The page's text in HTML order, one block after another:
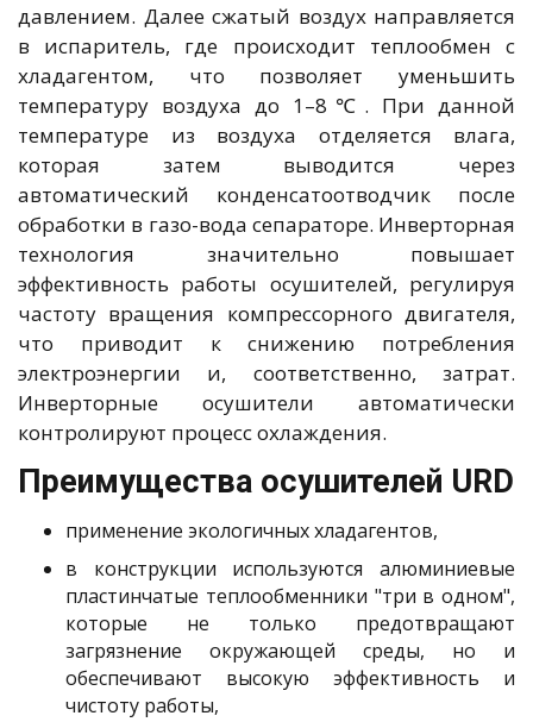
давлением. Далее сжатый воздух направляется
в испаритель, где происходит теплообмен с
хладагентом, что позволяет уменьшить
температуру воздуха до 1–8℃. При данной
температуре из воздуха отделяется влага,
которая затем выводится через
автоматический конденсатоотводчик после
обработки в газо-вода сепараторе. Инверторная
технология значительно повышает
эффективность работы осушителей, регулируя
частоту вращения компрессорного двигателя,
что приводит к снижению потребления
электроэнергии и, соответственно, затрат.
Инверторные осушители автоматически
контролируют процесс охлаждения.
Преимущества осушителей URD
применение экологичных хладагентов,
в конструкции используются алюминиевые
пластинчатые теплообменники "три в одном",
которые не только предотвращают
загрязнение окружающей среды, но и
обеспечивают высокую эффективность и
чистоту работы,